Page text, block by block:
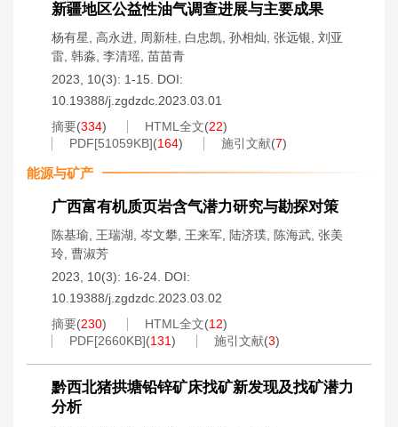
新疆地区公益性油气调查进展与主要成果
杨有星 高永进 周新桂 白忠凯 孙相灿 张远银 刘亚
雷 韩淼 李清瑶 苗苗青
2023, 10(3): 1-15.
DOI:
10.19388/j.zgdzdc.2023.03.01
摘要(334) HTML全文(22)
PDF[51059KB](164) 施引文献(7)
能源与矿产
广西富有机质页岩含气潜力研究与勘探对策
陈基瑜 王瑞湖 岑文攀 王来军 陆济璞 陈海武 张美
玲 曹淑芳
2023, 10(3): 16-24. DOI:
10.19388/j.zgdzdc.2023.03.02
摘要(230) HTML全文(12)
PDF[2660KB](131) 施引文献(3)
黔西北猪拱塘铅锌矿床找矿新发现及找矿潜力
分析